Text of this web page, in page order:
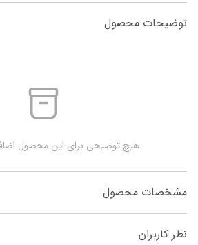
توضیحات محصول
هیچ توضیحی برای این محصول اضافه نشده است.
مشخصات محصول
نظر کاربران